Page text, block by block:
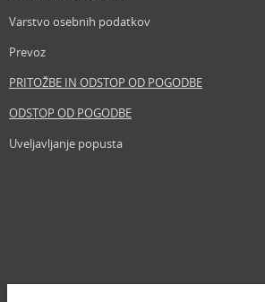
Varstvo osebnih podatkov
Prevoz
PRITOŽBE IN ODSTOP OD POGODBE
ODSTOP OD POGODBE
Uveljavljanje popusta